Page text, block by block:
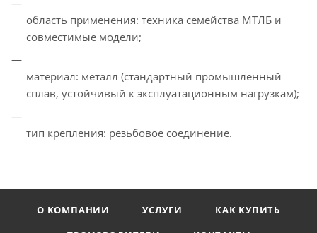
область применения: техника семейства МТЛБ и
совместимые модели;
материал: металл (стандартный промышленный
сплав, устойчивый к эксплуатационным нагрузкам);
тип крепления: резьбовое соединение.
О КОМПАНИИ УСЛУГИ
КАК КУПИТЬ